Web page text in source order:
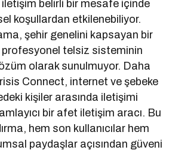
belirli bir mesafe içinde
koşullardan etkilenebiliyor.
şehir genelini kapsayan bir
profesyonel telsiz sisteminin
olarak sunulmuyor. Daha
Connect, internet ve şebeke
kişiler arasında iletişimi
bir afet iletişim aracı. Bu
hem son kullanıcılar hem
paydaşlar açısından güveni